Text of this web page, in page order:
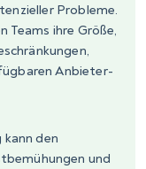
Probleme.
Teams ihre Größe,
Anbieter-
den
und